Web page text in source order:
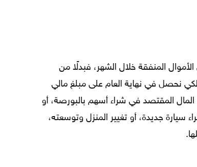
المنفقة خلال الشهر، فبدلًا من
أمريكي يمكننا صرف 400 فقط، لكي نحصل في نهاية العام على مبلغ مالي
المال المقتصد في شراء أسهم بالبورصة، أو
سيارة جديدة، أو تغيير المنزل وتوسعته،